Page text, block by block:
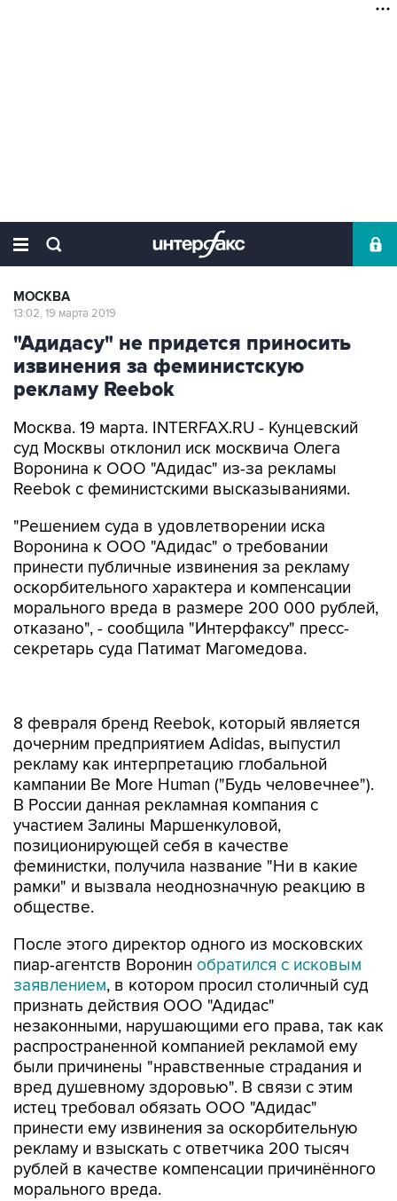
МОСКВА
13:02, 19 марта 2019
"Адидасу" не придется приносить
извинения за феминистскую
рекламу Reebok
Москва. 19 марта. INTERFAX.RU - Кунцевский
суд Москвы отклонил иск москвича Олега
Воронина к ООО "Адидас" из-за рекламы
Reebok с феминистскими высказываниями.
"Решением суда в удовлетворении иска
Воронина к ООО "Адидас" о требовании
принести публичные извинения за рекламу
оскорбительного характера и компенсации
морального вреда в размере 200 000 рублей,
отказано", - сообщила "Интерфаксу" пресс-
секретарь суда Патимат Магомедова.
8 февраля бренд Reebok, который является
дочерним предприятием Adidas, выпустил
рекламу как интерпретацию глобальной
кампании Be More Human ("Будь человечнее").
В России данная рекламная компания с
участием Залины Маршенкуловой,
позиционирующей себя в качестве
феминистки, получила название "Ни в какие
рамки" и вызвала неоднозначную реакцию в
обществе.
После этого директор одного из московских
пиар-агентств Воронин обратился с исковым
заявлением, в котором просил столичный суд
признать действия ООО "Адидас"
незаконными, нарушающими его права, так как
распространенной компанией рекламой ему
были причинены "нравственные страдания и
вред душевному здоровью". В связи с этим
истец требовал обязать ООО "Адидас"
принести ему извинения за оскорбительную
рекламу и взыскать с ответчика 200 тысяч
рублей в качестве компенсации причинённого
морального вреда.